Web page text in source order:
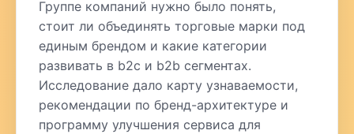
Группе компаний нужно было понять,
стоит ли объединять торговые марки под
единым брендом и какие категории
развивать в b2c и b2b сегментах.
Исследование дало карту узнаваемости,
рекомендации по бренд-архитектуре и
программу улучшения сервиса для